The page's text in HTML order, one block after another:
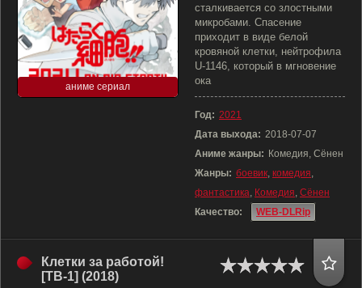
аниме сериал
сталкивается со злостными
микробами. Спасение
приходит в виде белой
кровяной клетки, нейтрофила
U-1146, который в мгновение
ока
Год: 2021
Дата выхода: 2018-07-07
Аниме жанры: Комедия, Сёнен
Жанры: боевик, комедия,
фантастика, Комедия, Сёнен
Качество:
WEB-DLRip
Клетки за работой!
[ТВ-1] (2018)